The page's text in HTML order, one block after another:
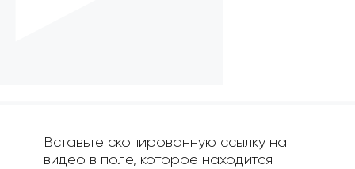
Вставьте скопированную ссылку на
видео в поле, которое находится